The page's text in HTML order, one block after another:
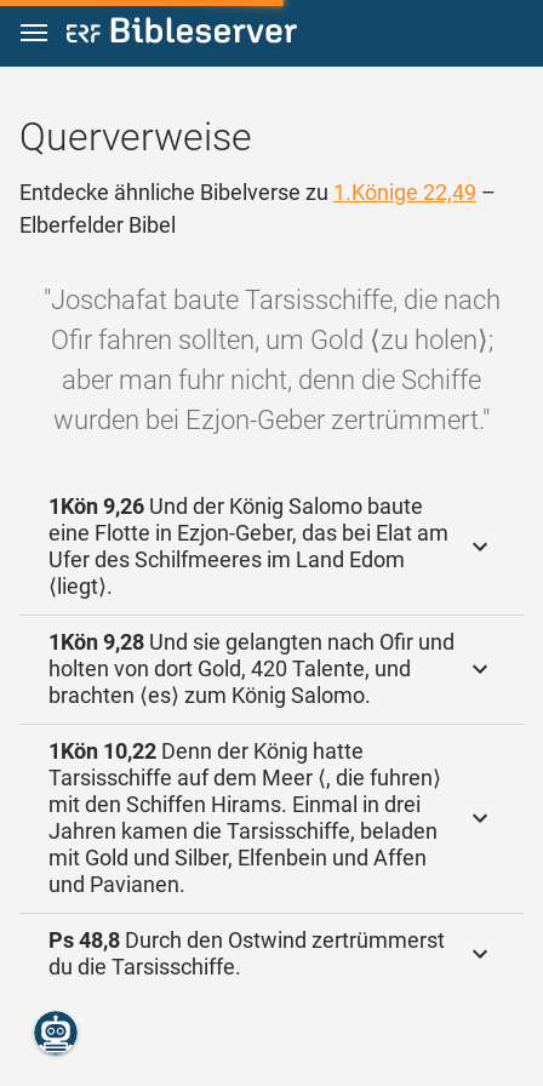
Zum Inhalt springen
Querverweise
Entdecke ähnliche Bibelverse zu 1.Könige 22,49 –
Elberfelder Bibel
"Joschafat baute Tarsisschiffe, die nach
Ofir fahren sollten, um Gold ⟨zu holen⟩;
aber man fuhr nicht, denn die Schiffe
wurden bei Ezjon-Geber zertrümmert."
1Kön 9,26 Und der König Salomo baute
eine Flotte in Ezjon-Geber, das bei Elat am
Ufer des Schilfmeeres im Land Edom
⟨liegt⟩.
1Kön 9,28 Und sie gelangten nach Ofir und
holten von dort Gold, 420 Talente, und
brachten ⟨es⟩ zum König Salomo.
1Kön 10,22 Denn der König hatte
Tarsisschiffe auf dem Meer ⟨, die fuhren⟩
mit den Schiffen Hirams. Einmal in drei
Jahren kamen die Tarsisschiffe, beladen
mit Gold und Silber, Elfenbein und Affen
und Pavianen.
Ps 48,8 Durch den Ostwind zertrümmerst
du die Tarsisschiffe.